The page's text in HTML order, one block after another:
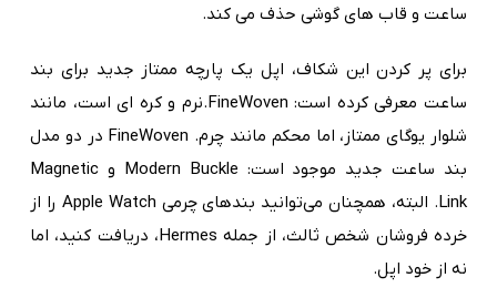
ساعت و قاب های گوشی حذف می کند.
برای پر کردن این شکاف، اپل یک پارچه ممتاز جدید برای بند
ساعت معرفی کرده است: FineWoven.نرم و کره ای است، مانند
شلوار یوگای ممتاز، اما محکم مانند چرم. FineWoven در دو مدل
بند ساعت جدید موجود است: Modern Buckle و Magnetic
Link. البته، همچنان می‌توانید بندهای چرمی Apple Watch را از
خرده فروشان شخص ثالث، از جمله Hermes، دریافت کنید، اما
نه از خود اپل.